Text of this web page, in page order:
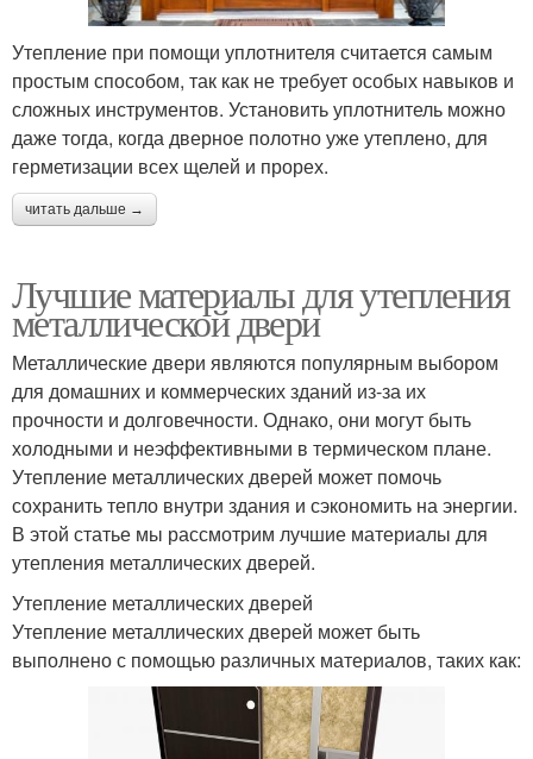
Утепление при помощи уплотнителя считается самым
простым способом, так как не требует особых навыков и
сложных инструментов. Установить уплотнитель можно
даже тогда, когда дверное полотно уже утеплено, для
герметизации всех щелей и прорех.
читать дальше →
Лучшие материалы для утепления
металлической двери
Металлические двери являются популярным выбором
для домашних и коммерческих зданий из-за их
прочности и долговечности. Однако, они могут быть
холодными и неэффективными в термическом плане.
Утепление металлических дверей может помочь
сохранить тепло внутри здания и сэкономить на энергии.
В этой статье мы рассмотрим лучшие материалы для
утепления металлических дверей.
Утепление металлических дверей
Утепление металлических дверей может быть
выполнено с помощью различных материалов, таких как: